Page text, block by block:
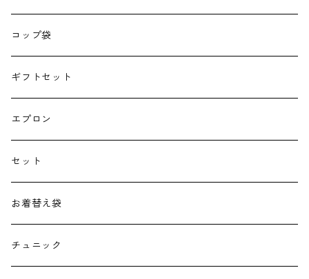
巾着
授乳クッション
よだれカバー
抱っこ紐
子供用バッグ
ポケットティッシュケース
コップ袋
ギフトセット
エプロン
セット
お着替え袋
チュニック